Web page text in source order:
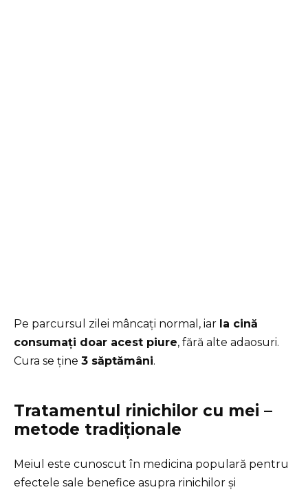
Pe parcursul zilei mâncați normal, iar la cină
consumați doar acest piure, fără alte adaosuri.
Cura se ține 3 săptămâni.
Tratamentul rinichilor cu mei –
metode tradiționale
Meiul este cunoscut în medicina populară pentru
efectele sale benefice asupra rinichilor și